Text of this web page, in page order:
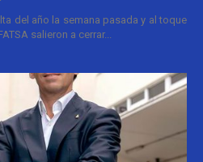
del año la semana pasada y al toque
salieron a cerrar...